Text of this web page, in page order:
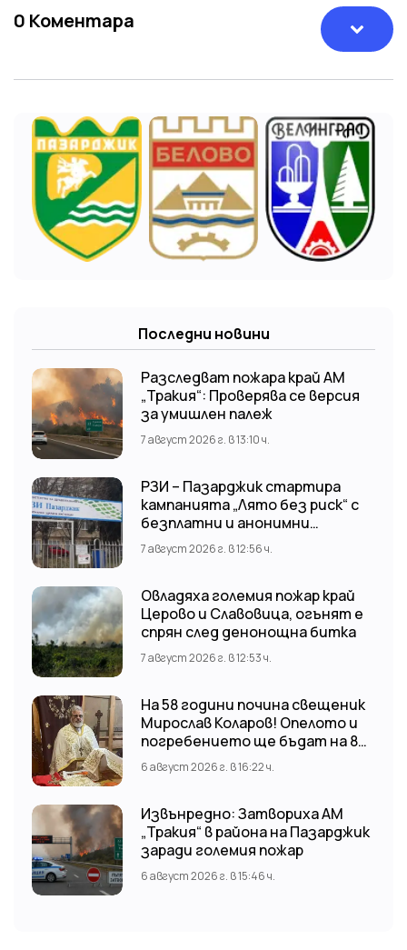
0 Коментара
Последни новини
Разследват пожара край АМ
„Тракия“: Проверява се версия
за умишлен палеж
7 август 2026 г. в 13:10 ч.
РЗИ – Пазарджик стартира
кампанията „Лято без риск“ с
безплатни и анонимни
изследвания за ХИВ
7 август 2026 г. в 12:56 ч.
Овладяха големия пожар край
Церово и Славовица, огънят е
спрян след денонощна битка
7 август 2026 г. в 12:53 ч.
На 58 години почина свещеник
Мирослав Коларов! Опелото и
погребението ще бъдат на 8
август (събота) от 11:00 часа в
храм “Св. Св. Козма и Дамян”, гр.
6 август 2026 г. в 16:22 ч.
Извънредно: Затвориха АМ
„Тракия“ в района на Пазарджик
заради големия пожар
6 август 2026 г. в 15:46 ч.